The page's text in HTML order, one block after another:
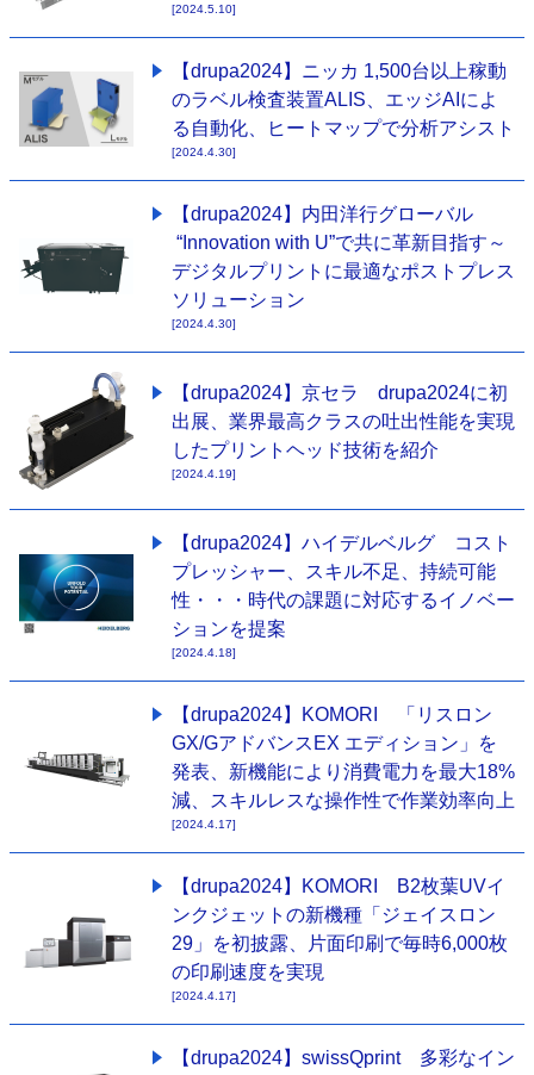
[2024.5.10]
【drupa2024】ニッカ 1,500台以上稼動
のラベル検査装置ALIS、エッジAIによ
る自動化、ヒートマップで分析アシスト
[2024.4.30]
【drupa2024】内田洋行グローバル
“Innovation with U”で共に革新目指す～
デジタルプリントに最適なポストプレス
ソリューション
[2024.4.30]
【drupa2024】京セラ drupa2024に初
出展、業界最高クラスの吐出性能を実現
したプリントヘッド技術を紹介
[2024.4.19]
【drupa2024】ハイデルベルグ コスト
プレッシャー、スキル不足、持続可能
性・・・時代の課題に対応するイノベー
ションを提案
[2024.4.18]
【drupa2024】KOMORI 「リスロン
GX/GアドバンスEX エディション」を
発表、新機能により消費電力を最大18%
減、スキルレスな操作性で作業効率向上
[2024.4.17]
【drupa2024】KOMORI B2枚葉UVイ
ンクジェットの新機種「ジェイスロン
29」を初披露、片面印刷で毎時6,000枚
の印刷速度を実現
[2024.4.17]
【drupa2024】swissQprint 多彩なイン